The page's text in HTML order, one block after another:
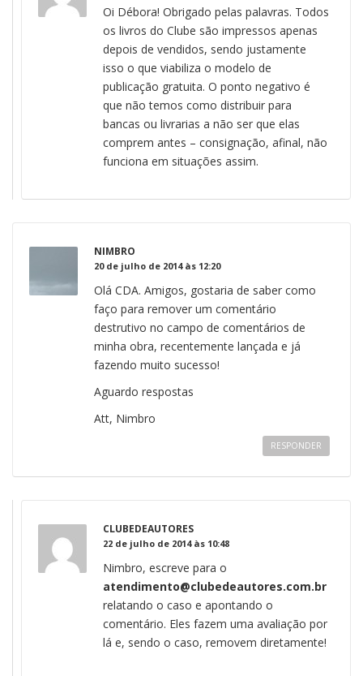
Oi Débora! Obrigado pelas palavras. Todos
os livros do Clube são impressos apenas
depois de vendidos, sendo justamente
isso o que viabiliza o modelo de
publicação gratuita. O ponto negativo é
que não temos como distribuir para
bancas ou livrarias a não ser que elas
comprem antes – consignação, afinal, não
funciona em situações assim.
NIMBRO
20 de julho de 2014 às 12:20
Olá CDA. Amigos, gostaria de saber como
faço para remover um comentário
destrutivo no campo de comentários de
minha obra, recentemente lançada e já
fazendo muito sucesso!
Aguardo respostas
Att, Nimbro
RESPONDER
CLUBEDEAUTORES
22 de julho de 2014 às 10:48
Nimbro, escreve para o
atendimento@clubedeautores.com.br
relatando o caso e apontando o
comentário. Eles fazem uma avaliação por
lá e, sendo o caso, removem diretamente!